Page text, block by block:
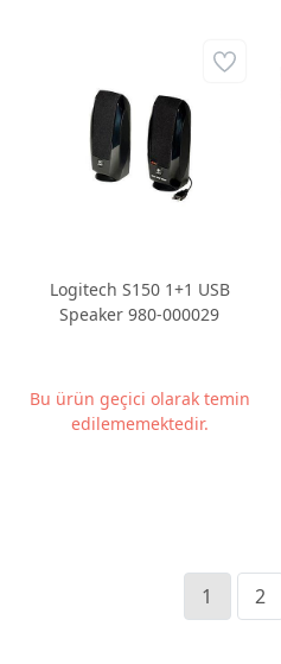
Logitech S150 1+1 USB
Speaker 980-000029
Bu ürün geçici olarak temin
edilememektedir.
1 2